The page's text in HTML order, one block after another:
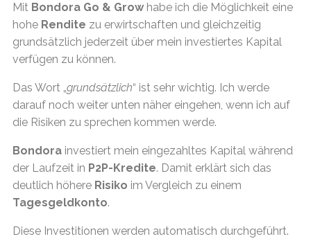
Mit Bondora Go & Growhabe ich die Möglichkeit eine
hohe Rendite zu erwirtschaften und gleichzeitig
grundsätzlich jederzeit über mein investiertes Kapital
verfügen zu können.
Das Wort „grundsätzlich“ ist sehr wichtig. Ich werde
darauf noch weiter unten näher eingehen, wenn ich auf
die Risiken zu sprechen kommen werde.
Bondora investiert mein eingezahltes Kapital während
der Laufzeit in P2P-Kredite. Damit erklärt sich das
deutlich höhere Risiko im Vergleich zu einem
Tagesgeldkonto.
Diese Investitionen werden automatisch durchgeführt.